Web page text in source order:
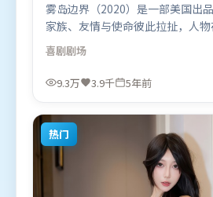
雾岛边界（2020）是一部美国出
家族、友情与使命彼此拉扯，人
住心中微光。叙事线索多线并进，
束。由让-皮埃尔·热内执导，汤
奥卡菲娜，弗洛伦丝·皮尤等联袂
剧题材的观众观看。
喜剧剧场
9.3万 3.9千 5年前
热门